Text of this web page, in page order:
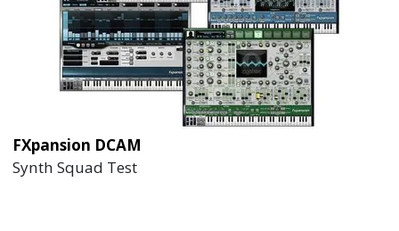
FXpansion DCAM
Synth Squad Test